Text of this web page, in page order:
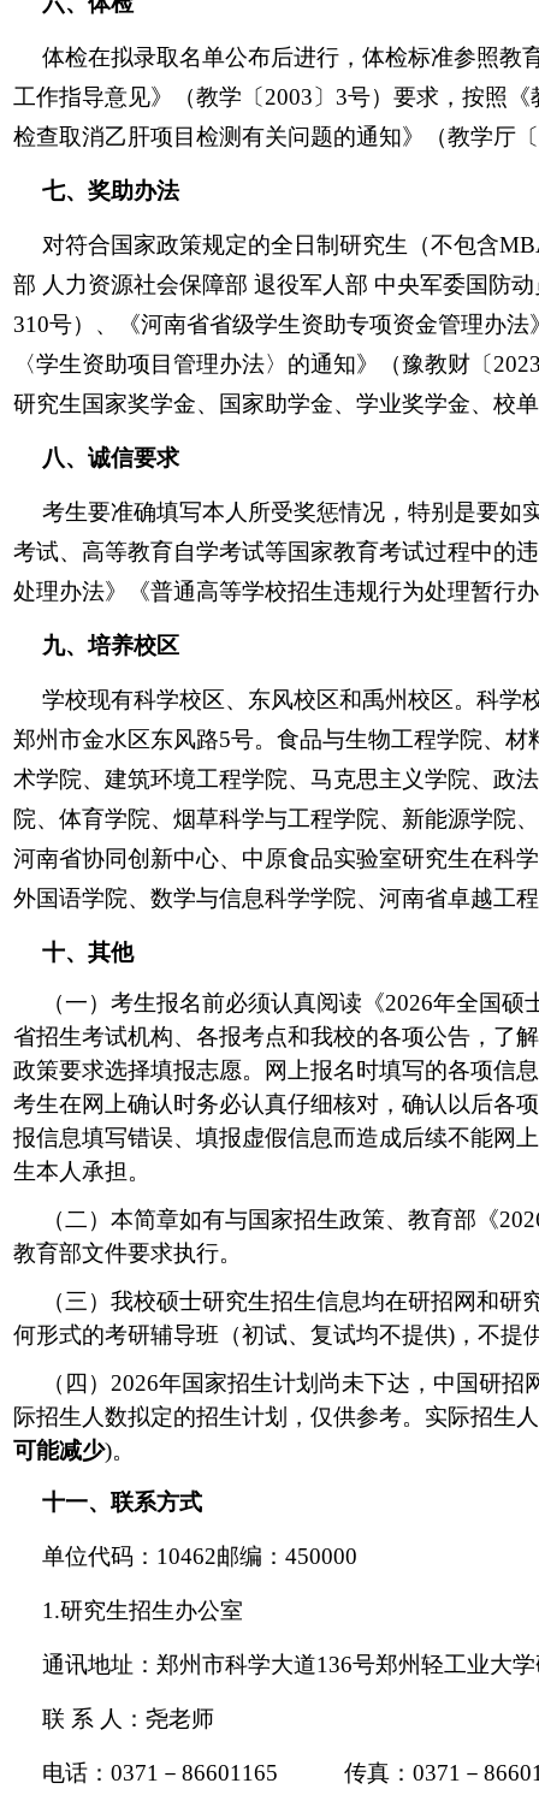
体检在拟录取名单公布后进行，体检标准参照教
工作指导意见》（教学〔2003〕3号）要求，按照
检查取消乙肝项目检测有关问题的通知》（教学厅
七、奖助办法
对符合国家政策规定的全日制研究生（不包含
部 人力资源社会保障部 退役军人部 中央军委国防
310号）、《河南省省级学生资助专项资金管理办
〈学生资助项目管理办法〉的通知》（豫教财〔
研究生国家奖学金、国家助学金、学业奖学金、校
八、诚信要求
考生要准确填写本人所受奖惩情况，特别是要如
考试、高等教育自学考试等国家教育考试过程中的
处理办法》《普通高等学校招生违规行为处理暂行
九、培养校区
学校现有科学校区、东风校区和禹州校区。科学
郑州市金水区东风路5号。食品与生物工程学院、
术学院、建筑环境工程学院、马克思主义学院、政
院、体育学院、烟草科学与工程学院、新能源学院
河南省协同创新中心、中原食品实验室研究生在科
外国语学院、数学与信息科学学院、河南省卓越工
十、其他
（一）考生报名前必须认真阅读《2026年全国
省招生考试机构、各报考点和我校的各项公告，了
政策要求选择填报志愿。网上报名时填写的各项信
考生在网上确认时务必认真仔细核对，确认以后各
报信息填写错误、填报虚假信息而造成后续不能网
生本人承担。
（二）本简章如有与国家招生政策、教育部《
教育部文件要求执行。
（三）我校硕士研究生招生信息均在研招网和
何形式的考研辅导班（初试、复试均不提供)，不提
（四）2026年国家招生计划尚未下达，中国研
际招生人数拟定的招生计划，仅供参考。实际招生
可能减少)。
十一、联系方式
单位代码：10462邮编：450000
1.研究生招生办公室
通讯地址：郑州市科学大道136号郑州轻工业大
联 系 人：尧老师
电话：0371－86601165 传真：0371－